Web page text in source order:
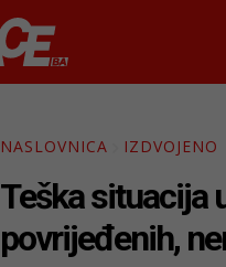
NASLOVNICA IZDVOJENO
Teška situacija
povrijeđenih,